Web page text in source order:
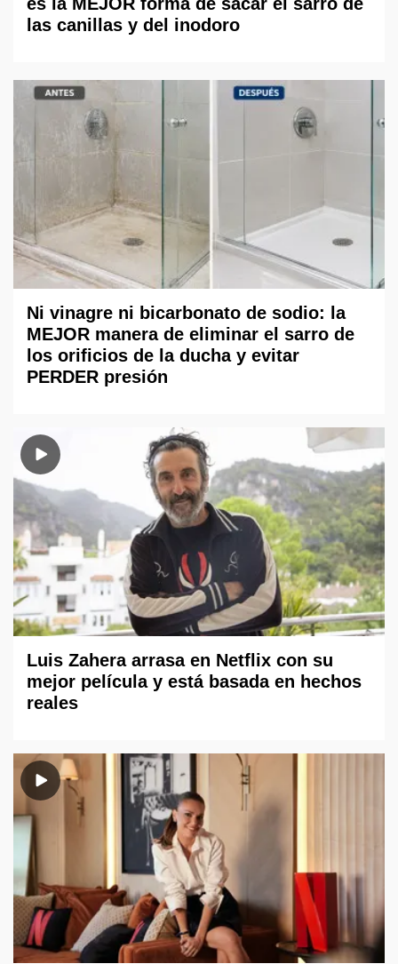
las canillas y del inodoro
Ni vinagre ni bicarbonato de sodio: la
MEJOR manera de eliminar el sarro de
los orificios de la ducha y evitar
PERDER presión
Luis Zahera arrasa en Netflix con su
mejor película y está basada en hechos
reales